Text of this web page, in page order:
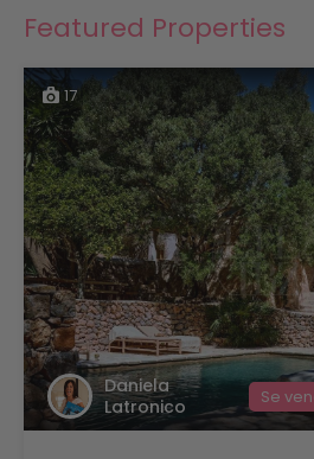
Featured Properties
17
Daniela
Latronico
Se